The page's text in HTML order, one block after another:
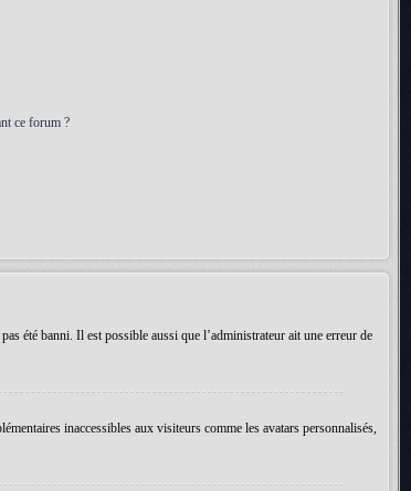
ce forum ?
été banni. Il est possible aussi que l’administrateur ait une erreur de
inaccessibles aux visiteurs comme les avatars personnalisés,